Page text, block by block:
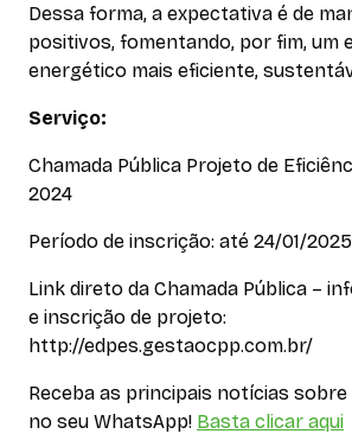
Dessa forma, a expectativa é de
positivos, fomentando, por fim, um
energético mais eficiente,
Serviço:
Chamada Pública Projeto de
2024
Período de inscrição: até 24/01/2025
Link direto da Chamada Pública –
e inscrição de projeto:
http://edpes.gestaocpp.com.br/
Receba as principais notícias
no seu WhatsApp! Basta clicar aqui